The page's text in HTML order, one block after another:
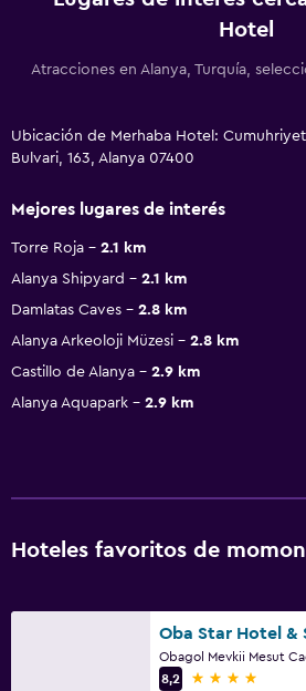
Hotel
Atracciones en Alanya, Turquía,
Ubicación de Merhaba Hotel: Cumuhriyet
Bulvari, 163, Alanya 07400
Mejores lugares de interés
Torre Roja
2.1 km
Alanya Shipyard
2.1 km
Damlatas Caves
2.8 km
Alanya Arkeoloji Müzesi
2.8 km
Castillo de Alanya
2.9 km
Alanya Aquapark
2.9 km
Hoteles favoritos de
Oba Star Hotel &
8,2
4 estrellas